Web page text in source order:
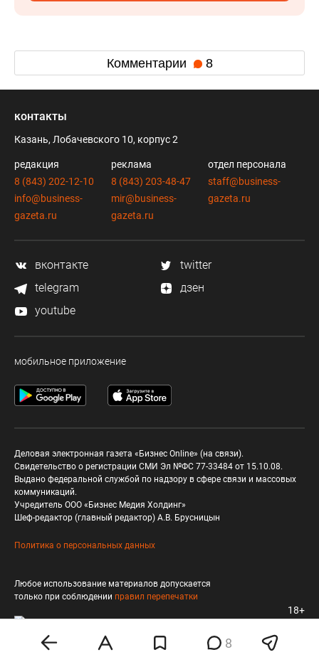
Комментарии 8
8
контакты
Казань, Лобачевского 10, корпус 2
редакция
8 (843) 202-12-10
info@business-
gazeta.ru
реклама
8 (843) 203-48-47
mir@business-
gazeta.ru
отдел персонала
staff@business-
gazeta.ru
вконтакте
twitter
telegram
дзен
youtube
мобильное приложение
Деловая электронная газета «Бизнес Online» (на связи).
Свидетельство о регистрации СМИ Эл №ФС 77-33484 от 15.10.08.
Выдано федеральной службой по надзору в сфере связи и массовых
коммуникаций.
Учредитель ООО «Бизнес Медия Холдинг»
Шеф-редактор (главный редактор) А.В. Брусницын
Политика о персональных данных
Любое использование материалов допускается
только при соблюдении правил перепечатки
18+